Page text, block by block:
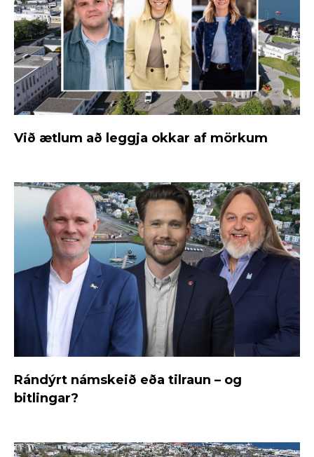
Við ætlum að leggja okkar af mörkum
Rándýrt námskeið eða tilraun – og
bitlingar?